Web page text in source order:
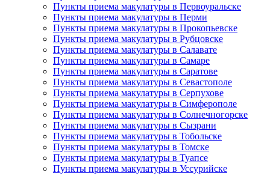
Пункты приема макулатуры в Первоуральске
Пункты приема макулатуры в Перми
Пункты приема макулатуры в Прокопьевске
Пункты приема макулатуры в Рубцовске
Пункты приема макулатуры в Салавате
Пункты приема макулатуры в Самаре
Пункты приема макулатуры в Саратове
Пункты приема макулатуры в Севастополе
Пункты приема макулатуры в Серпухове
Пункты приема макулатуры в Симферополе
Пункты приема макулатуры в Солнечногорске
Пункты приема макулатуры в Сызрани
Пункты приема макулатуры в Тобольске
Пункты приема макулатуры в Томске
Пункты приема макулатуры в Туапсе
Пункты приема макулатуры в Уссурийске